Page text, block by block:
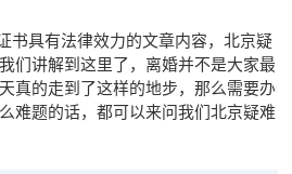
具有法律效力的文章内容，北京疑
们讲解到这里了，离婚并不是大家最
真的走到了这样的地步，那么需要办
难题的话，都可以来问我们北京疑难